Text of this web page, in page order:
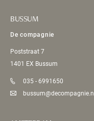
BUSSUM
De compagnie
Poststraat 7
1401 EX Bussum
035 - 6991650
bussum@decompagnie.nl